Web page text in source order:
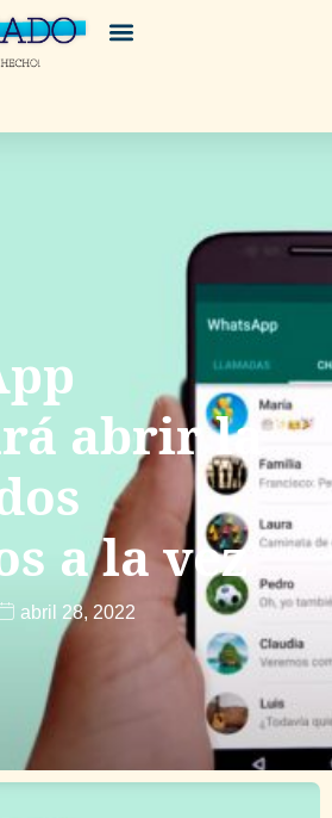
abrir la
a la vez
abril 28, 2022